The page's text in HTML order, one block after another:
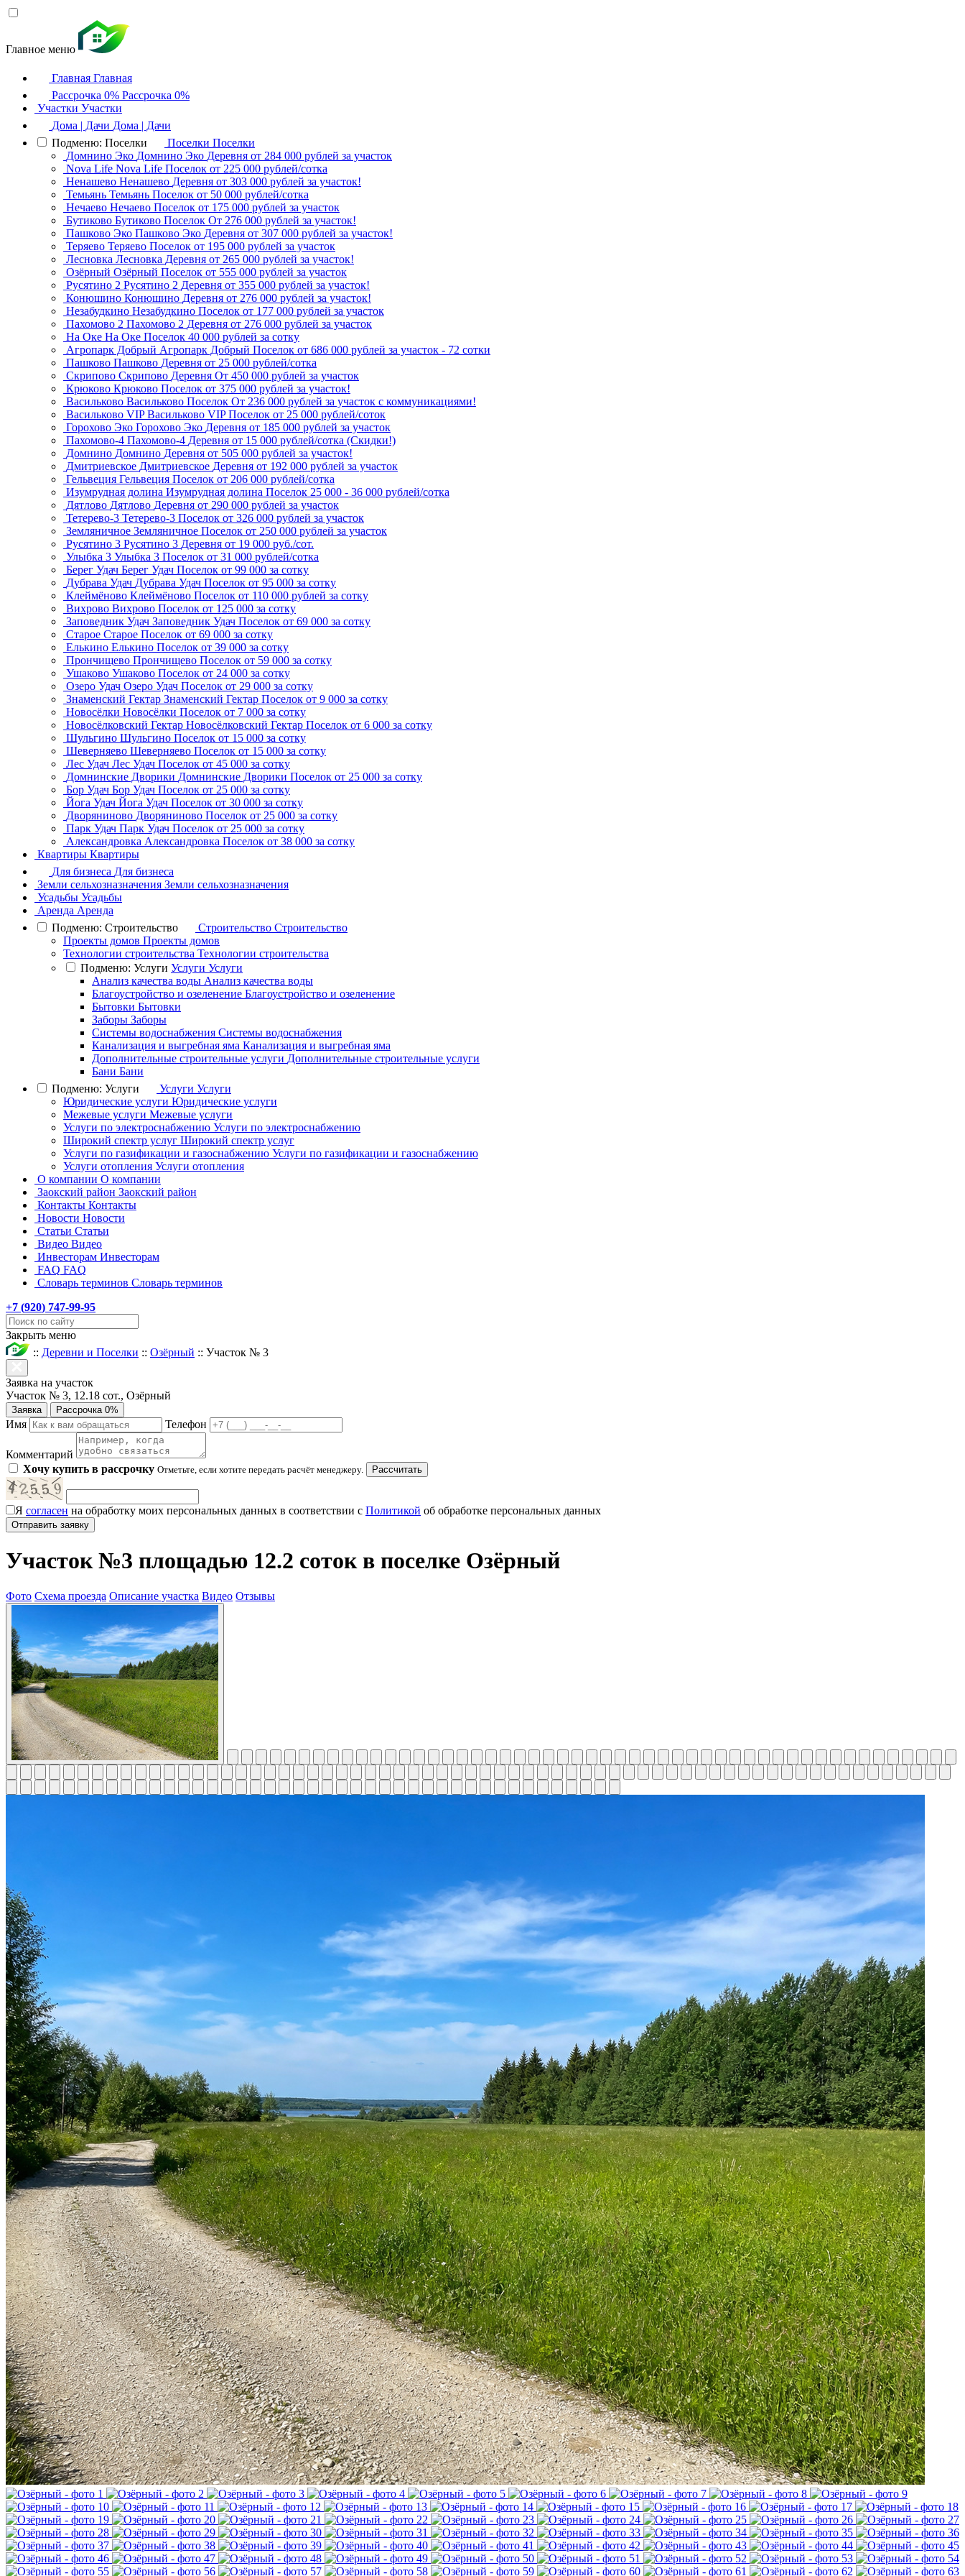
Главное меню
Главная Главная
Рассрочка 0% Рассрочка 0%
Участки Участки
Дома | Дачи Дома | Дачи
Подменю: Поселки
Поселки Поселки
Домнино Эко Домнино Эко Деревня от 284 000 рублей за участок
Nova Life Nova Life Поселок от 225 000 рублей/сотка
Ненашево Ненашево Деревня от 303 000 рублей за участок!
Темьянь Темьянь Поселок от 50 000 рублей/сотка
Нечаево Нечаево Поселок от 175 000 рублей за участок
Бутиково Бутиково Поселок От 276 000 рублей за участок!
Пашково Эко Пашково Эко Деревня от 307 000 рублей за участок!
Теряево Теряево Поселок от 195 000 рублей за участок
Лесновка Лесновка Деревня от 265 000 рублей за участок!
Озёрный Озёрный Поселок от 555 000 рублей за участок
Русятино 2 Русятино 2 Деревня от 355 000 рублей за участок!
Конюшино Конюшино Деревня от 276 000 рублей за участок!
Незабудкино Незабудкино Поселок от 177 000 рублей за участок
Пахомово 2 Пахомово 2 Деревня от 276 000 рублей за участок
На Оке На Оке Поселок 40 000 рублей за сотку
Агропарк Добрый Агропарк Добрый Поселок от 686 000 рублей за участок - 72 сотки
Пашково Пашково Деревня от 25 000 рублей/сотка
Скрипово Скрипово Деревня От 450 000 рублей за участок
Крюково Крюково Поселок от 375 000 рублей за участок!
Васильково Васильково Поселок От 236 000 рублей за участок с коммуникациями!
Васильково VIP Васильково VIP Поселок от 25 000 рублей/соток
Горохово Эко Горохово Эко Деревня от 185 000 рублей за участок
Пахомово-4 Пахомово-4 Деревня от 15 000 рублей/сотка (Скидки!)
Домнино Домнино Деревня от 505 000 рублей за участок!
Дмитриевское Дмитриевское Деревня от 192 000 рублей за участок
Гельвеция Гельвеция Поселок от 206 000 рублей/сотка
Изумрудная долина Изумрудная долина Поселок 25 000 - 36 000 рублей/сотка
Дятлово Дятлово Деревня от 290 000 рублей за участок
Тетерево-3 Тетерево-3 Поселок от 326 000 рублей за участок
Земляничное Земляничное Поселок от 250 000 рублей за участок
Русятино 3 Русятино 3 Деревня от 19 000 руб./сот.
Улыбка 3 Улыбка 3 Поселок от 31 000 рублей/сотка
Берег Удач Берег Удач Поселок от 99 000 за сотку
Дубрава Удач Дубрава Удач Поселок от 95 000 за сотку
Клеймёново Клеймёново Поселок от 110 000 рублей за сотку
Вихрово Вихрово Поселок от 125 000 за сотку
Заповедник Удач Заповедник Удач Поселок от 69 000 за сотку
Старое Старое Поселок от 69 000 за сотку
Елькино Елькино Поселок от 39 000 за сотку
Прончищево Прончищево Поселок от 59 000 за сотку
Ушаково Ушаково Поселок от 24 000 за сотку
Озеро Удач Озеро Удач Поселок от 29 000 за сотку
Знаменский Гектар Знаменский Гектар Поселок от 9 000 за сотку
Новосёлки Новосёлки Поселок от 7 000 за сотку
Новосёлковский Гектар Новосёлковский Гектар Поселок от 6 000 за сотку
Шульгино Шульгино Поселок от 15 000 за сотку
Шеверняево Шеверняево Поселок от 15 000 за сотку
Лес Удач Лес Удач Поселок от 45 000 за сотку
Домнинские Дворики Домнинские Дворики Поселок от 25 000 за сотку
Бор Удач Бор Удач Поселок от 25 000 за сотку
Йога Удач Йога Удач Поселок от 30 000 за сотку
Дворяниново Дворяниново Поселок от 25 000 за сотку
Парк Удач Парк Удач Поселок от 25 000 за сотку
Александровка Александровка Поселок от 38 000 за сотку
Квартиры Квартиры
Для бизнеса Для бизнеса
Земли сельхозназначения Земли сельхозназначения
Усадьбы Усадьбы
Аренда Аренда
Подменю: Строительство
Строительство Строительство
Проекты домов Проекты домов
Технологии строительства Технологии строительства
Подменю: Услуги Услуги Услуги
Анализ качества воды Анализ качества воды
Благоустройство и озеленение Благоустройство и озеленение
Бытовки Бытовки
Заборы Заборы
Системы водоснабжения Системы водоснабжения
Канализация и выгребная яма Канализация и выгребная яма
Дополнительные строительные услуги Дополнительные строительные услуги
Бани Бани
Подменю: Услуги
Услуги Услуги
Юридические услуги Юридические услуги
Межевые услуги Межевые услуги
Услуги по электроснабжению Услуги по электроснабжению
Широкий спектр услуг Широкий спектр услуг
Услуги по газификации и газоснабжению Услуги по газификации и газоснабжению
Услуги отопления Услуги отопления
О компании О компании
Заокский район Заокский район
Контакты Контакты
Новости Новости
Статьи Статьи
Видео Видео
Инвесторам Инвесторам
FAQ FAQ
Словарь терминов Словарь терминов
+7 (920) 747-99-95
Закрыть меню
:: Деревни и Поселки :: Озёрный :: Участок № 3
Заявка на участок
Участок № 3, 12.18 сот., Озёрный
Заявка Рассрочка 0%
Имя Телефон
Комментарий
Хочу купить в рассрочку Отметьте, если хотите передать расчёт менеджеру. Рассчитать
Я согласен на обработку моих персональных данных в соответствии с Политикой об обработке персональных данных
Участок №3 площадью 12.2 соток в поселке Озёрный
Фото Схема проезда Описание участка Видео Отзывы